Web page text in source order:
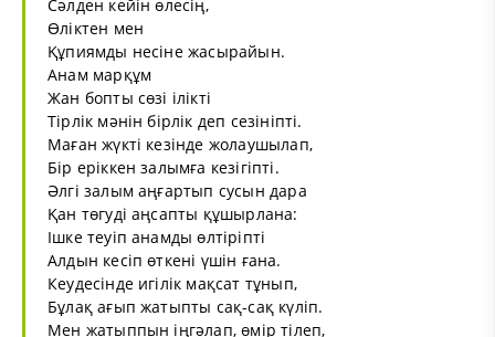
Сәлден кейін өлесің,
Өліктен мен
Құпиямды несіне жасырайын.
Анам марқұм
Жан бопты сөзі ілікті
Тірлік мәнін бірлік деп сезініпті.
Маған жүкті кезінде жолаушылап,
Бір еріккен залымға кезігіпті.
Әлгі залым аңғартып сусын дара
Қан төгуді аңсапты құшырлана:
Ішке теуіп анамды өлтіріпті
Алдын кесіп өткені үшін ғана.
Кеудесінде игілік мақсат тұнып,
Бұлақ ағып жатыпты сақ-сақ күліп.
Мен жатыппын іңгәлап, өмір тілеп,